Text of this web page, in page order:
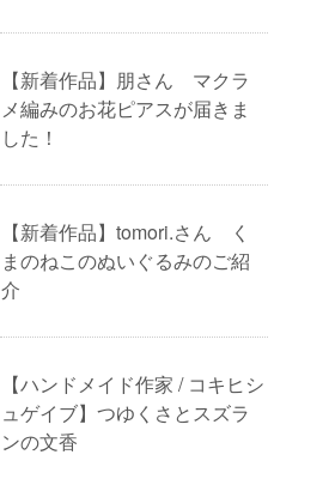
【新着作品】朋さん マクラ
メ編みのお花ピアスが届きま
した！
【新着作品】tomori.さん く
まのねこのぬいぐるみのご紹
介
【ハンドメイド作家 / コキヒシ
ュゲイブ】つゆくさとスズラ
ンの文香